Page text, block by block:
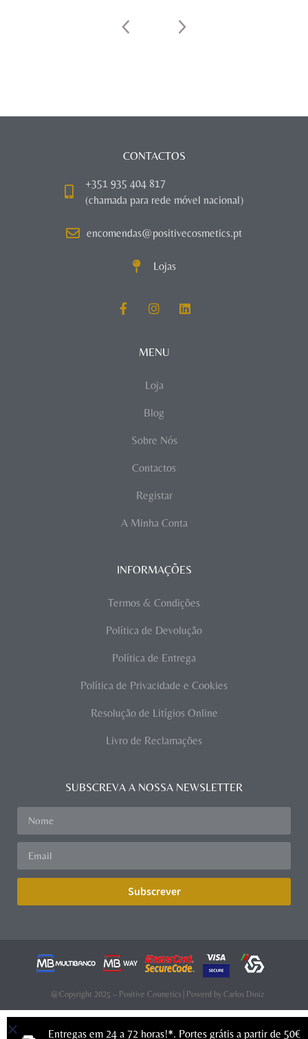
CONTACTOS
+351 935 404 817
(chamada para rede móvel nacional)
encomendas@positivecosmetics.pt
Lojas
MENU
Loja
Blog
Sobre Nós
Contactos
Registar
A Minha Conta
INFORMAÇÕES
Termos & Condições
Política de Devolução
Política de Entrega
Política de Privacidade e Cookies
Resolução de Litígios Online
Livro de Reclamações
SUBSCREVA A NOSSA NEWSLETTER
Subscrever
@Copyright 2025 – Positive Cosmetics | Powerd by Carlos Diniz
Entregas em 24 a 72 horas!*. Portes grátis a partir de 50€